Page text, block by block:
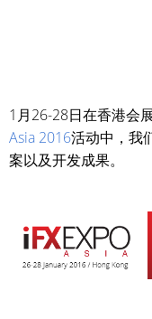
1月26-28日在香港会
Asia 2016活动中，我
案以及开发成果。